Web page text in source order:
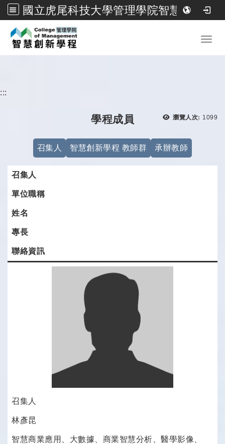
國立虎尾科技大學管理學院智慧創新學程
跳到主要內容
:::
瀏覽人次: 瀏覽
1099
學程成員
召集人 智慧創新學程 教師群 承辦教師
召集人
單位職稱
姓名
專長
聯絡資訊
召集人
林彥昆
智慧商業應用、大數據、商業智慧分析、醫學影像、